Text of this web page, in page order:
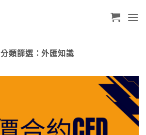
分類篩選：外匯知識